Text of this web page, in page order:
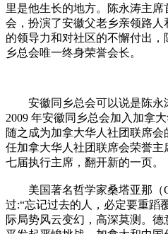
里是他生长的地方。陈永涛主
会，扮演了安徽父老乡亲领路
的领导力和对社区的不懈付出
乡总会唯一终身荣誉会长。
安徽同乡总会可以说是陈永
2009 年安徽同乡总会加入加拿
随之成为加拿大华人社团联席会
任加拿大华人社团联席会荣誉主
七届执行主席，翻开新的一页。
美国著名哲学家桑塔亚那（
过:“忘记过去的人，必定要重蹈
际局势风云变幻，高深莫测。